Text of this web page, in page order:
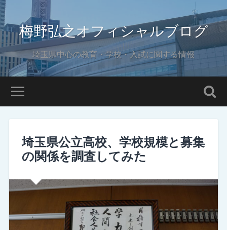
梅野弘之オフィシャルブログ
埼玉県中心の教育・学校・入試に関する情報
埼玉県公立高校、学校規模と募集
の関係を調査してみた